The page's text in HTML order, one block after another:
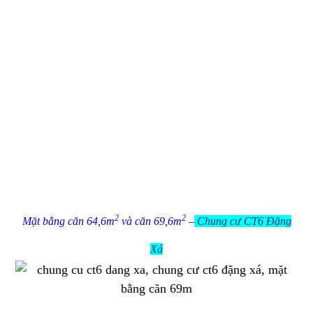
Mặt bằng căn 64,6m2và căn 69,6m2–Chung cư CT6 Đặng
Xá